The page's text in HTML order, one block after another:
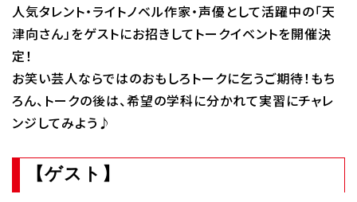
学生生活・サポート
就職・キャリア
入学情報
在学生の活躍
人気タレント・ライトノベル作家・声優として活躍中の「天
津向さん」をゲストにお招きしてトークイベントを開催決
定！
お笑い芸人ならではのおもしろトークに乞うご期待！もち
ろん、トークの後は、希望の学科に分かれて実習にチャレ
ンジしてみよう♪
【ゲスト】